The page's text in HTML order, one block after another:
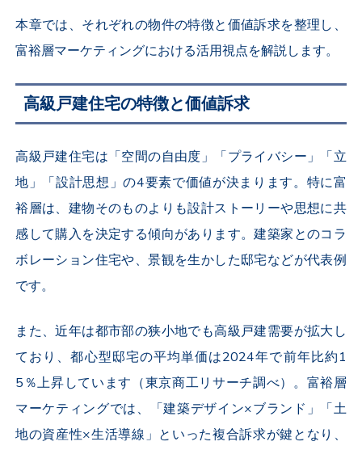
本章では、それぞれの物件の特徴と価値訴求を整理し、
富裕層マーケティングにおける活用視点を解説します。
高級戸建住宅の特徴と価値訴求
高級戸建住宅は「空間の自由度」「プライバシー」「立
地」「設計思想」の4要素で価値が決まります。特に富
裕層は、建物そのものよりも設計ストーリーや思想に共
感して購入を決定する傾向があります。建築家とのコラ
ボレーション住宅や、景観を生かした邸宅などが代表例
です。
また、近年は都市部の狭小地でも高級戸建需要が拡大し
ており、都心型邸宅の平均単価は2024年で前年比約1
5％上昇しています（東京商工リサーチ調べ）。富裕層
マーケティングでは、「建築デザイン×ブランド」「土
地の資産性×生活導線」といった複合訴求が鍵となり、